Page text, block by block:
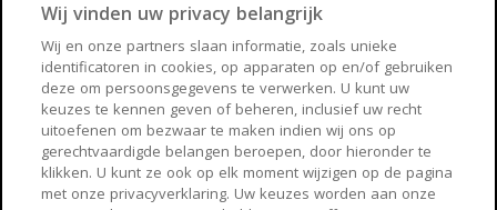
Arnhem
Zwolle
Huisnet
Over Huisnet
Wij vinden uw privacy belangrijk
Wij en onze partners slaan informatie, zoals unieke
identificatoren in cookies, op apparaten op en/of gebruiken
deze om persoonsgegevens te verwerken. U kunt uw
keuzes te kennen geven of beheren, inclusief uw recht
uitoefenen om bezwaar te maken indien wij ons op
gerechtvaardigde belangen beroepen, door hieronder te
klikken. U kunt ze ook op elk moment wijzigen op de pagina
met onze privacyverklaring. Uw keuzes worden aan onze